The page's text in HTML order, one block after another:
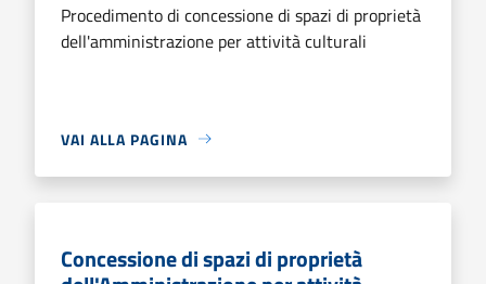
Procedimento di concessione di spazi di proprietà
dell'amministrazione per attività culturali
VAI ALLA PAGINA
Concessione di spazi di proprietà